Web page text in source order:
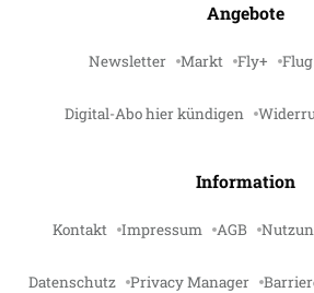
Angebote
Newsletter Markt Fly+
Digital-Abo hier kündigen
Information
Kontakt Impressum AGB
Datenschutz Privacy Manager